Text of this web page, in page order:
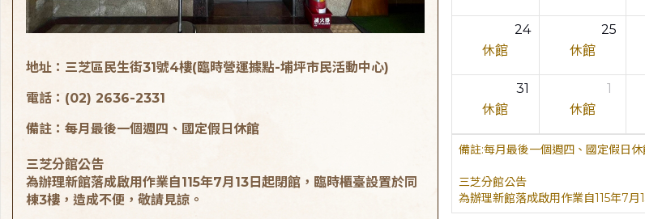
24
休館
25
休館
31
休館
1
休館
每月最後一個週四、國定假日休
三芝分館公告
為辦理新館落成啟用作業自115年7
地址：三芝區民生街31號4樓(臨時營運據點-埔坪市民活動中心)
電話：(02) 2636-2331
備註：每月最後一個週四、國定假日休館
三芝分館公告
為辦理新館落成啟用作業自115年7月13日起閉館，臨時櫃臺設置於同
棟3樓，造成不便，敬請見諒。